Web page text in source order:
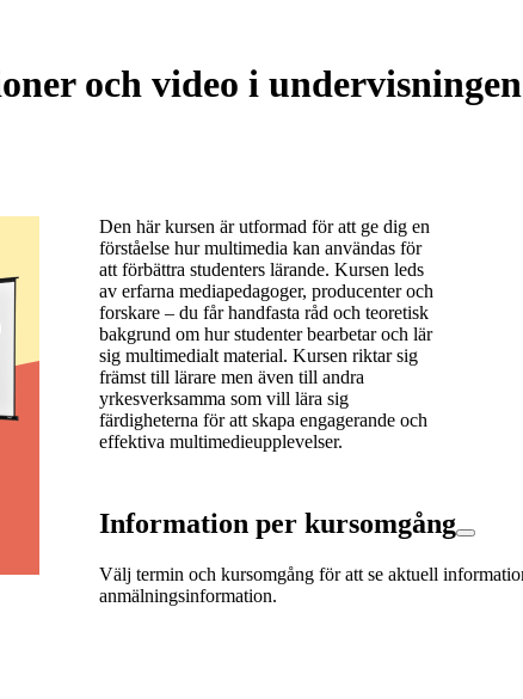
och video i
Den här kursen är utformad för att ge dig en
förståelse hur multimedia kan användas för
att förbättra studenters lärande. Kursen leds
av erfarna mediapedagoger, producenter och
forskare – du får handfasta råd och teoretisk
bakgrund om hur studenter bearbetar och lär
sig multimedialt material. Kursen riktar sig
främst till lärare men även till andra
yrkesverksamma som vill lära sig
färdigheterna för att skapa engagerande och
effektiva multimedieupplevelser.
Information per kursomgång
Välj termin och kursomgång för att se aktuell
anmälningsinformation.